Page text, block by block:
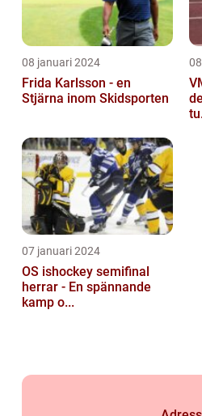
08 januari 2024
Frida Karlsson - en
Stjärna inom Skidsporten
07 januari 2024
OS ishockey semifinal
herrar - En spännande
kamp o...